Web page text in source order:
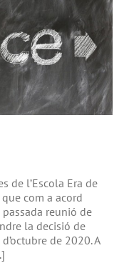
de l’Escola Era de
com a acord
reunió de
la decisió de
de 2020. A